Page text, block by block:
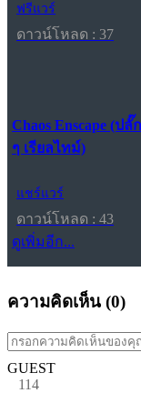
ฟรีแวร์
ดาวน์โหลด : 37
Chaos Enscape (ป
ๆ เรียลไทม์)
แชร์แวร์
ดาวน์โหลด : 43
ดูเพิ่มอีก...
ความคิดเห็น (0)
GUEST
114